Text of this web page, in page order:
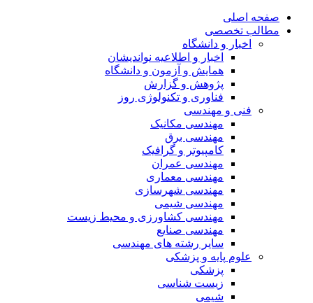
صفحه اصلی
مطالب تخصصی
اخبار و دانشگاه
اخبار و اطلاعیه نواندیشان
همایش و آزمون و دانشگاه
پژوهش و گزارش
فناوری و تکنولوژی روز
فنی و مهندسی
مهندسی مکانیک
مهندسی برق
کامپیوتر و گرافیک
مهندسی عمران
مهندسی معماری
مهندسی شهرسازی
مهندسی شیمی
مهندسی کشاورزی و محیط زیست
مهندسی صنایع
سایر رشته های مهندسی
علوم پایه و پزشکی
پزشکی
زیست شناسی
شیمی